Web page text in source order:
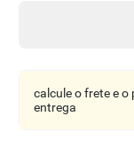
calcule o frete e o
entrega